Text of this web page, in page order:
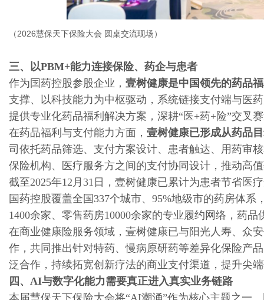
（2026慧保天下保险大会 圆桌交流现场）
三、以PBM+能力连接保险、药企与患者
作为国药控股参股企业， 壹树健康是中国领先的药品
支撑、以科技能力为中枢驱动，系统链接支付端与医
提供专业化药品福利解决方案，深耕“医+药+险”交叉
在药品福利与支付能力方面， 壹树健康已形成从药品
司依托药品筛选、支付方案设计、患者触达、用药审
保险机构、医疗服务方之间的支付协同设计，推动高
截至2025年12月31日，壹树健康已累计为患者节省医
国药控股覆盖全国337个城市、95%地级市的药房体
1400余家、零售药房10000余家的专业履约网络，药品
在商业健康险服务领域，壹树健康已与阳光人寿、众
作，共同推出针对特药、慢病原研药等差异化保险产
泛合作，持续拓宽创新疗法的商业支付渠道，提升尖
四、AI与数字化能力需要真正进入真实业务链路